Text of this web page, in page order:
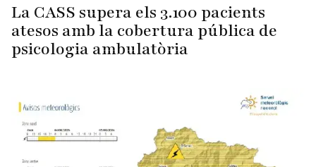
La CASS supera els 3.100 pacients
atesos amb la cobertura pública de
psicologia ambulatòria